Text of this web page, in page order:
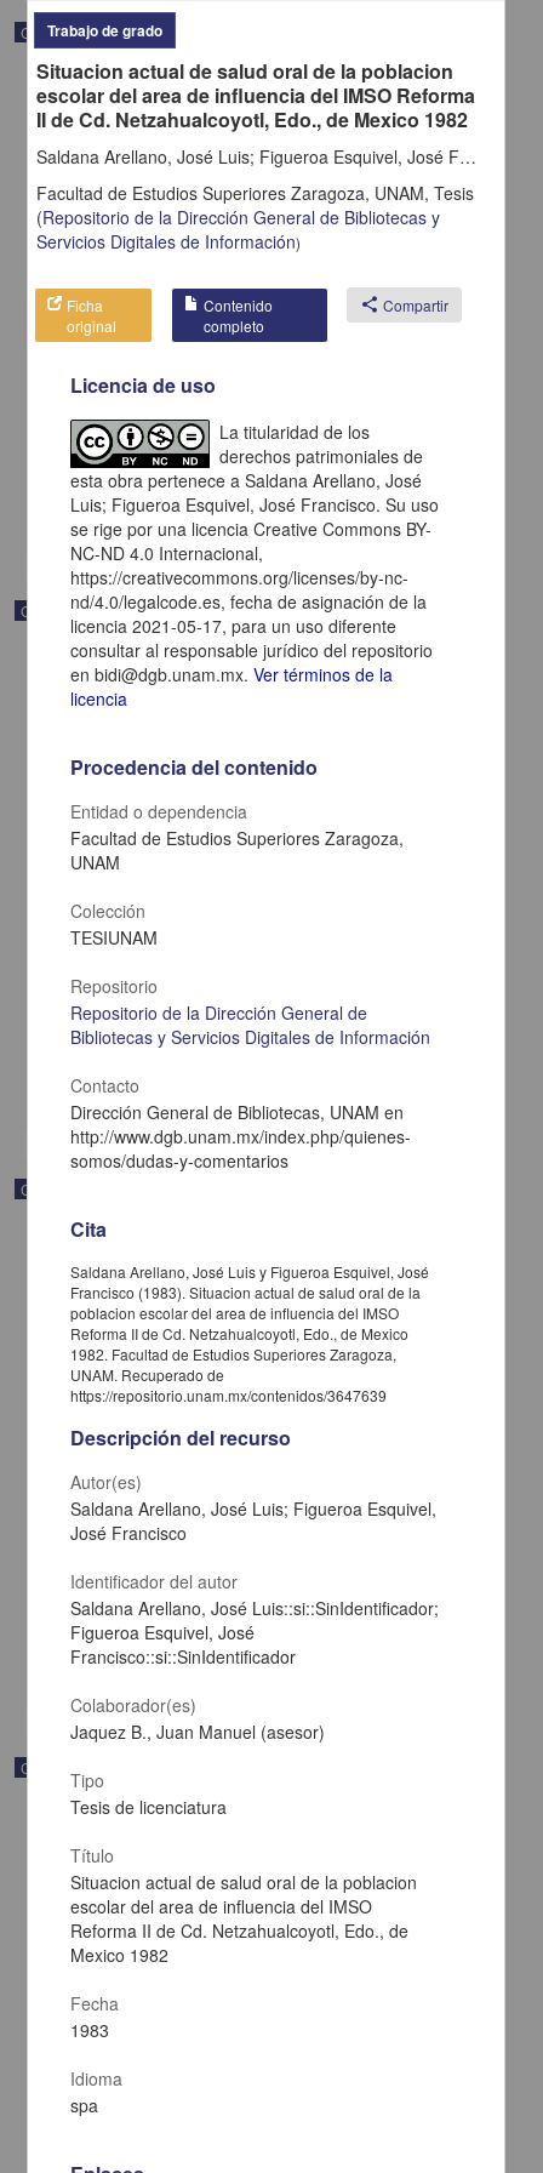
Correspondencia postal
Carta de H. C. Pitman a Francisco I. Madero en la que le solicita
Pitman, H. C.
[sin fecha]
Multidisciplina
Correspondencia postal
en la ranchería de Samalayuca
Pérez, Zeferino
[sin fecha]
Correspondencia postal
Carta de José María Maytorena a Francisco I. Madero en la que
Maytorena, José María
[sin fecha]
Multidisciplina
Correspondencia postal
Carta de Francisco Martínez Baca a Francisco I. Madero
Trabajo de grado
Situacion actual de salud oral de la poblacion
escolar del area de influencia del IMSO Reforma
II de Cd. Netzahualcoyotl, Edo., de Mexico 1982
Saldana Arellano, José Luis; Figueroa Esquivel, José Francisco
Facultad de Estudios Superiores Zaragoza, UNAM, Tesis
(Repositorio de la Dirección General de Bibliotecas y
Servicios Digitales de Información)
Ficha
original
Contenido
completo
share Compartir
Licencia de uso
La titularidad de los
derechos patrimoniales de
esta obra pertenece a Saldana Arellano, José
Luis; Figueroa Esquivel, José Francisco. Su uso
se rige por una licencia Creative Commons BY-
NC-ND 4.0 Internacional,
https://creativecommons.org/licenses/by-nc-
nd/4.0/legalcode.es, fecha de asignación de la
licencia 2021-05-17, para un uso diferente
consultar al responsable jurídico del repositorio
en bidi@dgb.unam.mx.Ver términos de la
licencia
Procedencia del contenido
Entidad o dependencia
Facultad de Estudios Superiores Zaragoza,
UNAM
Colección
TESIUNAM
Repositorio
Repositorio de la Dirección General de
Bibliotecas y Servicios Digitales de Información
Contacto
Dirección General de Bibliotecas, UNAM en
http://www.dgb.unam.mx/index.php/quienes-
somos/dudas-y-comentarios
Cita
Saldana Arellano, José Luis y Figueroa Esquivel, José
Francisco (1983). Situacion actual de salud oral de la
poblacion escolar del area de influencia del IMSO
Reforma II de Cd. Netzahualcoyotl, Edo., de Mexico
1982. Facultad de Estudios Superiores Zaragoza,
UNAM. Recuperado de
https://repositorio.unam.mx/contenidos/3647639
Descripción del recurso
Autor(es)
Saldana Arellano, José Luis; Figueroa Esquivel,
José Francisco
Identificador del autor
Saldana Arellano, José Luis::si::SinIdentificador;
Figueroa Esquivel, José
Francisco::si::SinIdentificador
Colaborador(es)
Jaquez B., Juan Manuel (asesor)
Tipo
Tesis de licenciatura
Título
Situacion actual de salud oral de la poblacion
escolar del area de influencia del IMSO
Reforma II de Cd. Netzahualcoyotl, Edo., de
Mexico 1982
Fecha
1983
Idioma
spa